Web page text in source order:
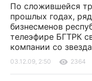
По сложившейся
прошлых годах,
бизнесменов
телеэфире БГТРК
компании со
03.12.09, 2:50 2364